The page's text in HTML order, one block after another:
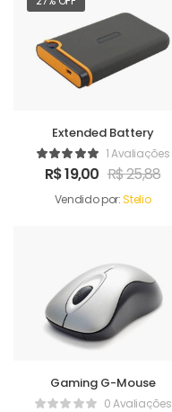
Extended Battery
1 Avaliações
R$19,00 R$25,88
Vendido por:Stelio
Gaming G-Mouse
0 Avaliações